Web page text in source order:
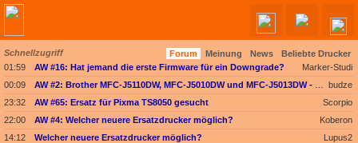
Schnellzugriff Forum Meinung News
Beliebte Drucker
01:59
AW #16: Hat jemand die erste Firmware für ein Downgrade?
Marker-Studi
00:09
budze
23:32
AW #65: Ersatz für Pixma TS8050 gesucht
Scorpio
22:00
AW #4: Welcher neuere Ersatzdrucker möglich?
Koberon
14:12
Welcher neuere Ersatzdrucker möglich? Lupus2